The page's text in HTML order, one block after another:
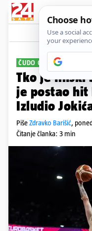
ČUDO OD DJETETA
Tko je finski
je postao hit
Izludio
PišeZdravko Barišić,
Čitanje članka: 3 min